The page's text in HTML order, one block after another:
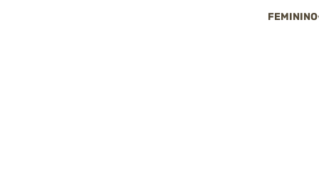
FEMININO